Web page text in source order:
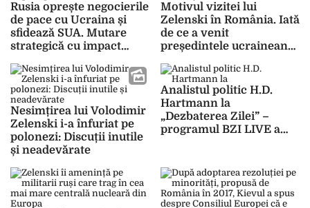
Rusia oprește negocierile
de pace cu Ucraina și
sfidează SUA. Mutare
strategică cu impact
Motivul vizitei lui
Zelenski în România. Iată
de ce a venit
președintele ucrainean
Nesimțirea lui Volodimir
Zelenski i-a înfuriat pe
polonezi: Discuții inutile
și neadevărate
Analistul politic H.D.
Hartmann la
„Dezbaterea Zilei” –
programul BZI LIVE a
Zelenski în Statele Unite
ale Americii – VIDEO